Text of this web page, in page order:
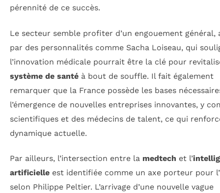
pérennité de ce succès.
Le secteur semble profiter d’un engouement général,
par des personnalités comme Sacha Loiseau, qui
l’innovation médicale pourrait être la clé pour
système de santé à bout de souffle. Il fait également
remarquer que la France possède les bases
l’émergence de nouvelles entreprises innovantes, y
scientifiques et des médecins de talent, ce qui
dynamique actuelle.
Par ailleurs, l’intersection entre la medtech et l’
artificielle est identifiée comme un axe porteur pour
selon Philippe Peltier. L’arrivage d’une nouvelle vague